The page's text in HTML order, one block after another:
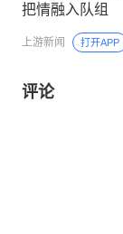
把情融入队组
上游新闻 打开APP
评论